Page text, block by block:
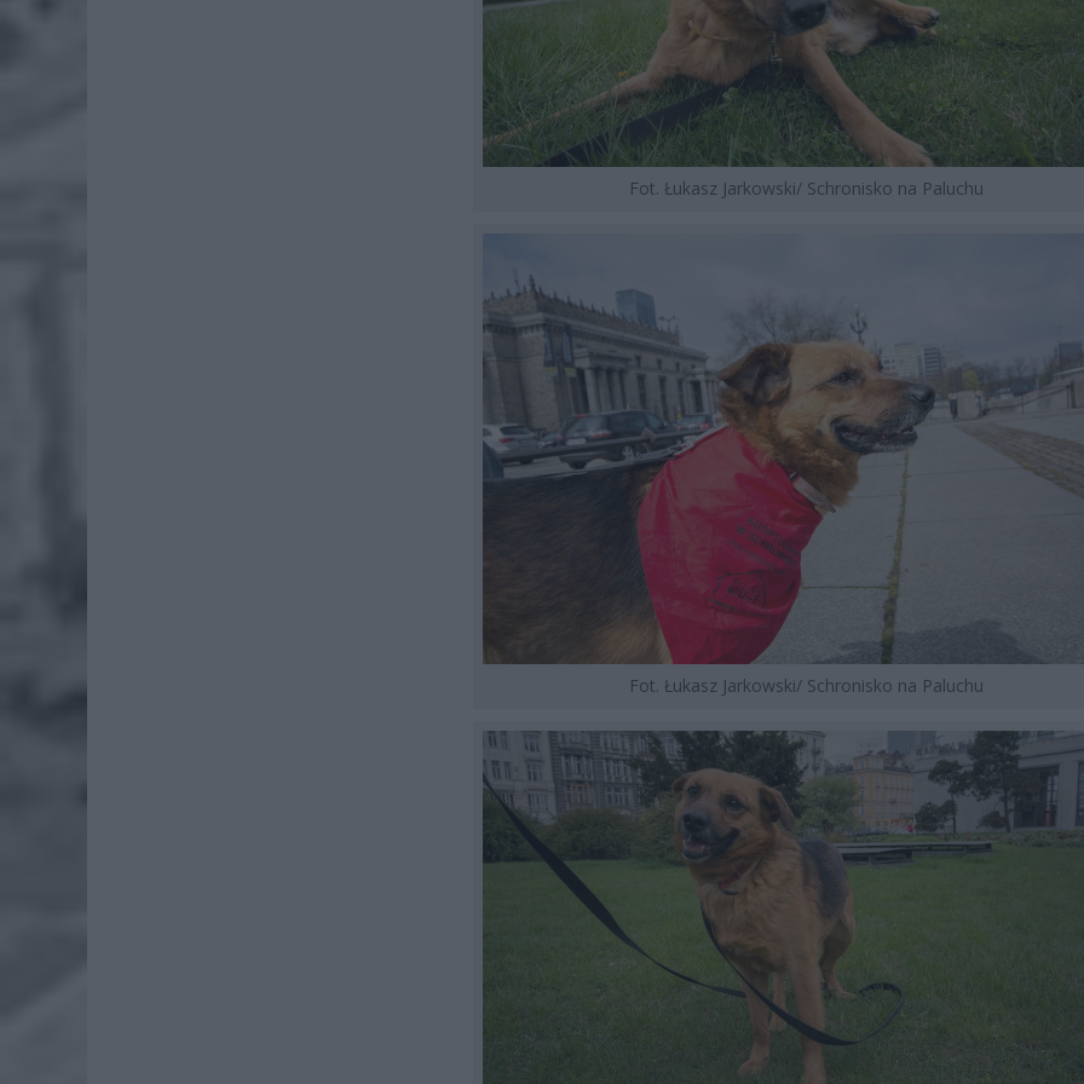
Fot. Łukasz Jarkowski/ Schronisko na Paluchu
Fot. Łukasz Jarkowski/ Schronisko na Paluchu